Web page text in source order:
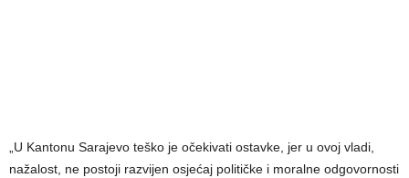
„U Kantonu Sarajevo teško je očekivati ostavke, jer u ovoj vladi,
nažalost, ne postoji razvijen osjećaj političke i moralne odgovornosti